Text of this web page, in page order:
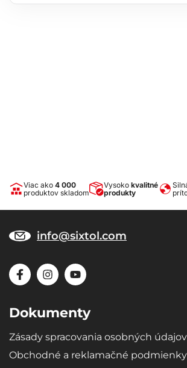
Viac ako 4 000
produktov skladom
Vysoko kvalitné
produkty
info@sixtol.com
Dokumenty
Zásady spracovania osobných údajov
Obchodné a reklamačné podmienky